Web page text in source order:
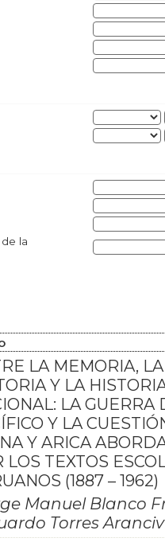
la
LA MEMORIA, LA
Y LA
LA GUERRA
Y LA
Y ARICA
LOS TEXTOS
(1887 – 1962)
Manuel Blanco
Torres